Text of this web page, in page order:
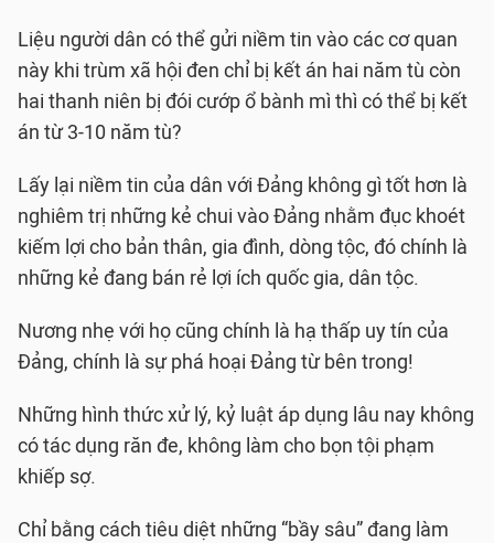
Liệu người dân có thể gửi niềm tin vào các cơ quan
này khi trùm xã hội đen chỉ bị kết án hai năm tù còn
hai thanh niên bị đói cướp ổ bành mì thì có thể bị kết
án từ 3-10 năm tù?
Lấy lại niềm tin của dân với Đảng không gì tốt hơn là
nghiêm trị những kẻ chui vào Đảng nhằm đục khoét
kiếm lợi cho bản thân, gia đình, dòng tộc, đó chính là
những kẻ đang bán rẻ lợi ích quốc gia, dân tộc.
Nương nhẹ với họ cũng chính là hạ thấp uy tín của
Đảng, chính là sự phá hoại Đảng từ bên trong!
Những hình thức xử lý, kỷ luật áp dụng lâu nay không
có tác dụng răn đe, không làm cho bọn tội phạm
khiếp sợ.
Chỉ bằng cách tiêu diệt những “bầy sâu” đang làm